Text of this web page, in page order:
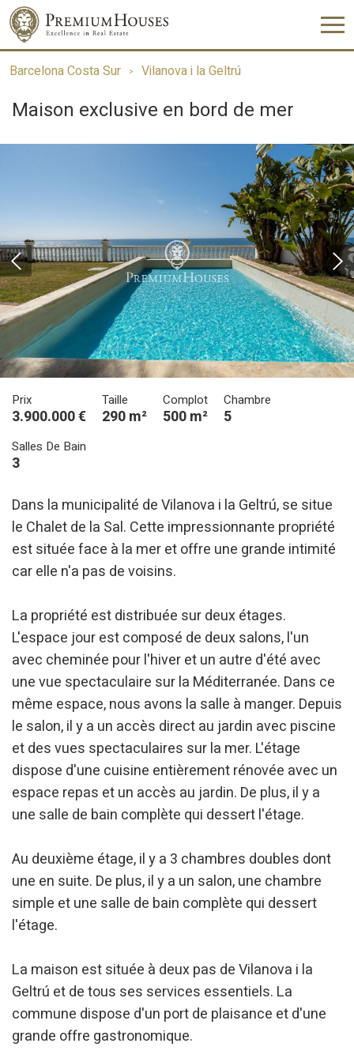
Barcelona Costa Sur Vilanova i la Geltrú
Maison exclusive en bord de mer
Prix
3.900.000 €
Taille
290 m²
Complot
500 m²
Chambre
5
Salles De Bain
3
Dans la municipalité de Vilanova i la Geltrú, se situe
le Chalet de la Sal. Cette impressionnante propriété
est située face à la mer et offre une grande intimité
car elle n'a pas de voisins.
La propriété est distribuée sur deux étages.
L'espace jour est composé de deux salons, l'un
avec cheminée pour l'hiver et un autre d'été avec
une vue spectaculaire sur la Méditerranée. Dans ce
même espace, nous avons la salle à manger. Depuis
le salon, il y a un accès direct au jardin avec piscine
et des vues spectaculaires sur la mer. L'étage
dispose d'une cuisine entièrement rénovée avec un
espace repas et un accès au jardin. De plus, il y a
une salle de bain complète qui dessert l'étage.
Au deuxième étage, il y a 3 chambres doubles dont
une en suite. De plus, il y a un salon, une chambre
simple et une salle de bain complète qui dessert
l'étage.
La maison est située à deux pas de Vilanova i la
Geltrú et de tous ses services essentiels. La
commune dispose d'un port de plaisance et d'une
grande offre gastronomique.